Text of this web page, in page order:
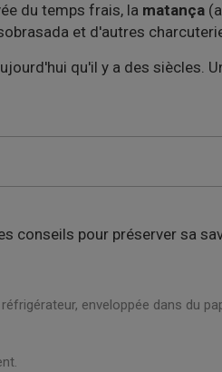
du temps frais, la matança
et d'autres
qu'il y a des siècles.
conseils pour préserver sa
enveloppée dans du